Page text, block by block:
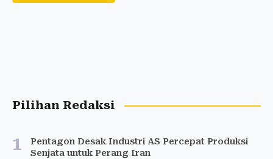
Pilihan Redaksi
1
Pentagon Desak Industri AS Percepat Produksi
Senjata untuk Perang Iran